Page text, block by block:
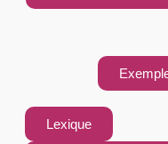
Lexique